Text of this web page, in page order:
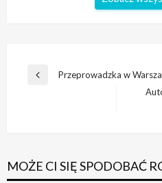
Nawigacja
Poprzedni
Przeprowadzka w
MOŻE CI SIĘ SPODOBAĆ